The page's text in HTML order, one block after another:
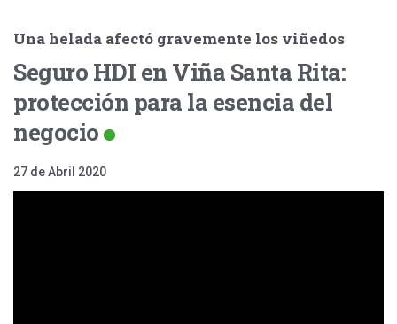
Una helada afectó gravemente los viñedos
Seguro HDI en Viña Santa Rita:
protección para la esencia del
negocio
27 de Abril 2020